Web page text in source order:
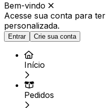
Bem-vindo
Acesse sua conta para ter
personalizada.
Entrar Crie sua conta
Início
Pedidos